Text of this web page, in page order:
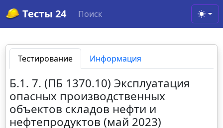
Тесты 24 Поиск
Тестирование Информация
Б.1. 7. (ПБ 1370.10) Эксплуатация
опасных производственных
объектов складов нефти и
нефтепродуктов (май 2023)